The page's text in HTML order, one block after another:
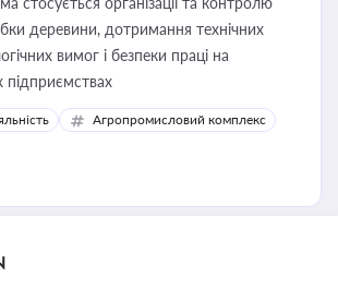
деревини, дотримання технічних
вимог і безпеки праці на
Агропромисловий комплекс